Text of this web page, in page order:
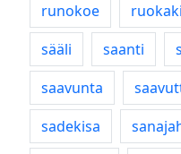
runokoe
sääli
saanti
saavunta
sadekisa